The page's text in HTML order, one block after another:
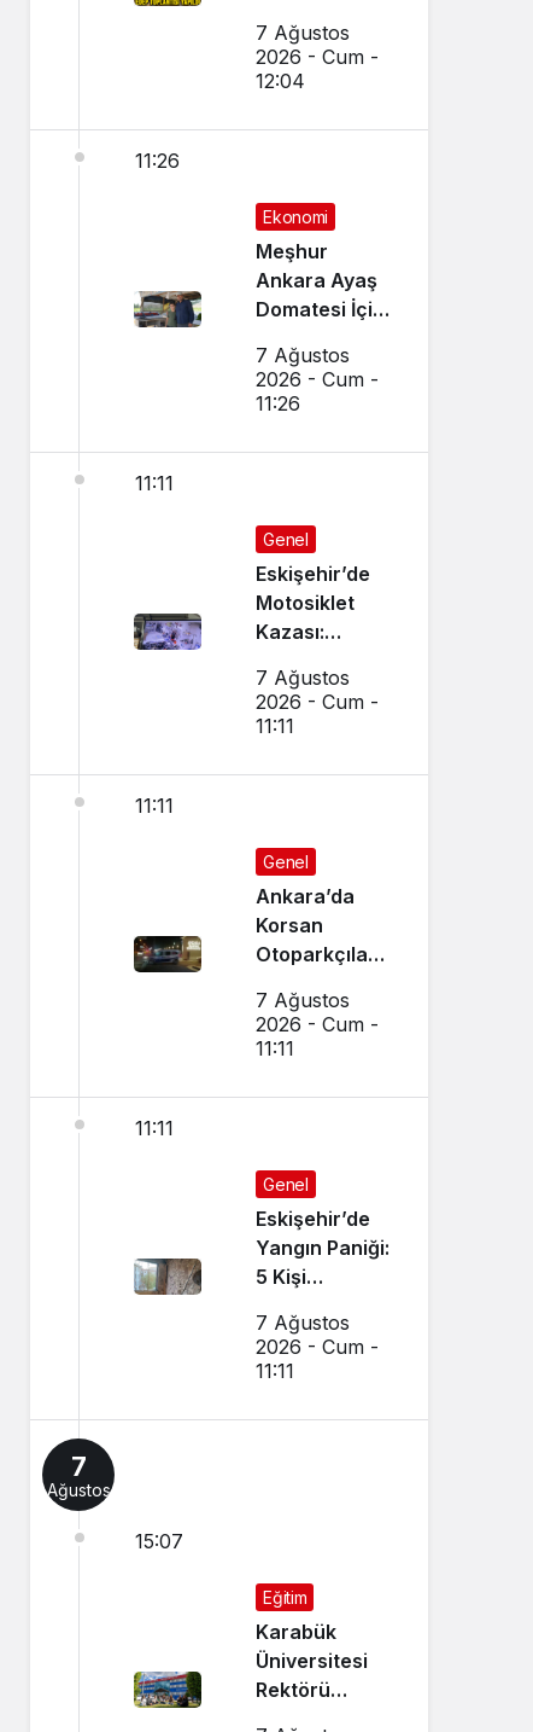
7 Ağustos
2026 - Cum -
12:04
11:26
Ekonomi
Meşhur
Ankara Ayaş
Domatesi İçin
Geldi
7 Ağustos
2026 - Cum -
11:26
11:11
Genel
Eskişehir’de
Motosiklet
Kazası:
Camı Kırıldı,
Arbede Çıktı
7 Ağustos
2026 - Cum -
11:11
11:11
Genel
Ankara’da
Korsan
Otoparkçılara
Operasyon:
10 Kişi
Alındı
7 Ağustos
2026 - Cum -
11:11
11:11
Genel
Eskişehir’de
Yangın Paniği:
5 Kişi
Etkilendi
7 Ağustos
2026 - Cum -
11:11
7
Ağustos
15:07
Eğitim
Karabük
Üniversitesi
Rektörü